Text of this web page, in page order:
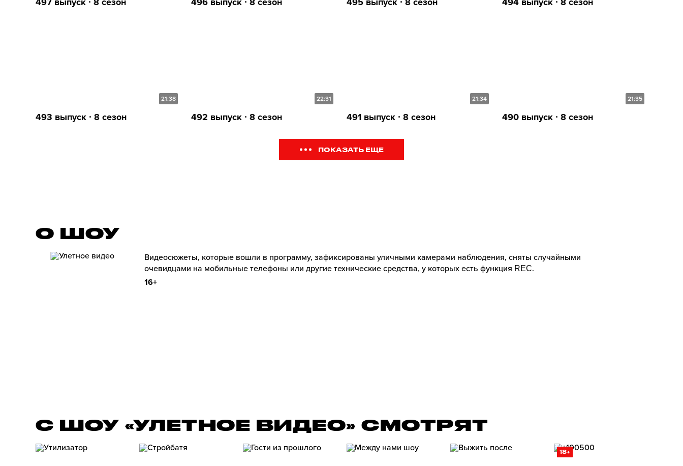
21:38
493 выпуск ∙ 8 сезон
22:31
492 выпуск ∙ 8 сезон
21:34
491 выпуск ∙ 8 сезон
21:35
490 выпуск ∙ 8 сезон
ПОКАЗАТЬ ЕЩЕ
О ШОУ
Видеосюжеты, которые вошли в программу, зафиксированы уличными камерами наблюдения, сняты случайными
очевидцами на мобильные телефоны или другие технические средства, у которых есть функция REC.
16+
С ШОУ «УЛЕТНОЕ ВИДЕО» СМОТРЯТ
18+